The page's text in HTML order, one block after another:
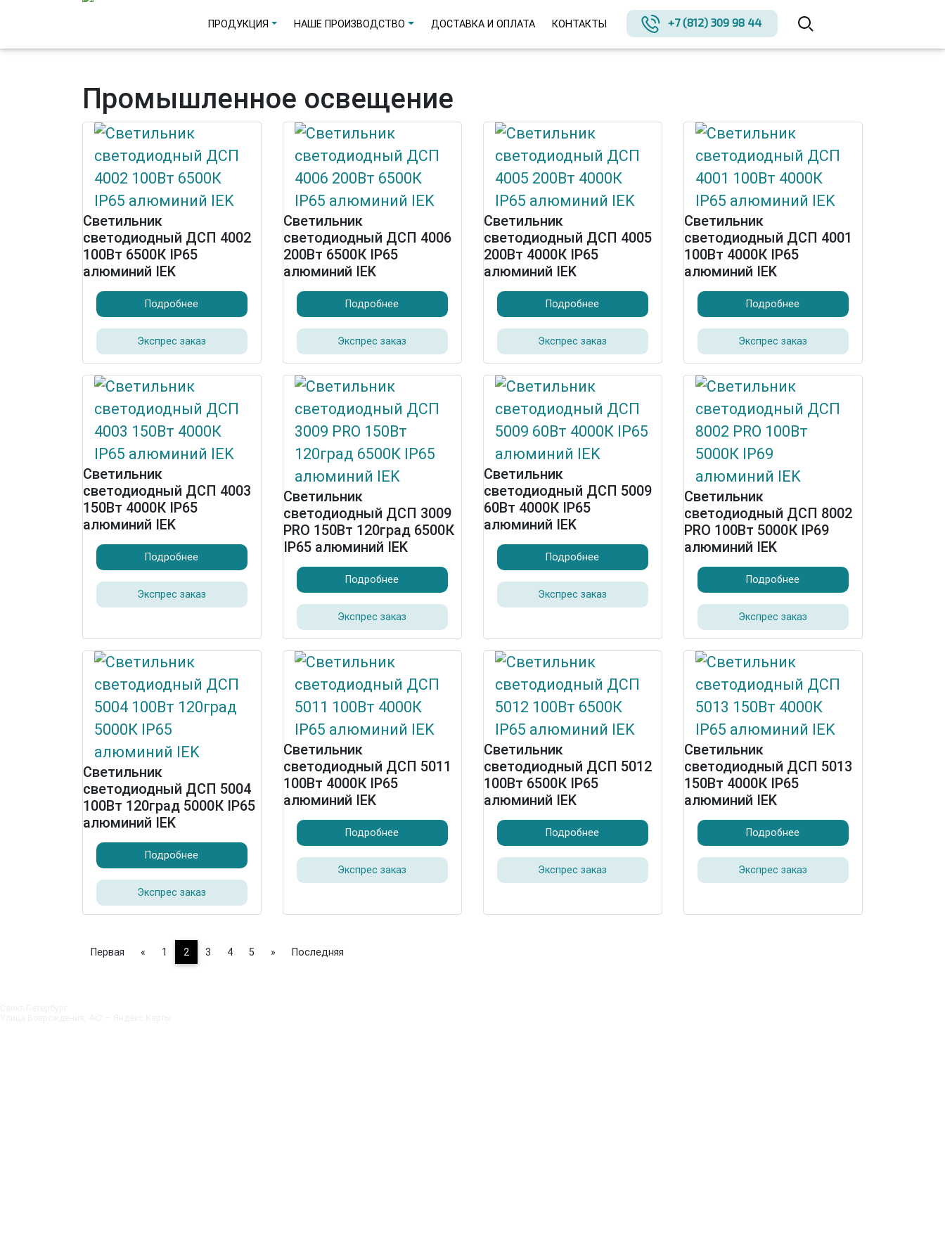
ПРОДУКЦИЯ НАШЕ ПРОИЗВОДСТВО ДОСТАВКА И ОПЛАТА КОНТАКТЫ +7 (812) 309 98 44
Промышленное освещение
Светильник
светодиодный ДСП 4002
100Вт 6500К IP65
алюминий IEK
Подробнее
Экспрес заказ
Светильник
светодиодный ДСП 4006
200Вт 6500К IP65
алюминий IEK
Подробнее
Экспрес заказ
Светильник
светодиодный ДСП 4005
200Вт 4000К IP65
алюминий IEK
Подробнее
Экспрес заказ
Светильник
светодиодный ДСП 4001
100Вт 4000К IP65
алюминий IEK
Подробнее
Экспрес заказ
Светильник
светодиодный ДСП 4003
150Вт 4000К IP65
алюминий IEK
Подробнее
Экспрес заказ
Светильник
светодиодный ДСП 3009
PRO 150Вт 120град 6500К
IP65 алюминий IEK
Подробнее
Экспрес заказ
Светильник
светодиодный ДСП 5009
60Вт 4000К IP65
алюминий IEK
Подробнее
Экспрес заказ
Светильник
светодиодный ДСП 8002
PRO 100Вт 5000К IP69
алюминий IEK
Подробнее
Экспрес заказ
Светильник
светодиодный ДСП 5004
100Вт 120град 5000К IP65
алюминий IEK
Подробнее
Экспрес заказ
Светильник
светодиодный ДСП 5011
100Вт 4000К IP65
алюминий IEK
Подробнее
Экспрес заказ
Светильник
светодиодный ДСП 5012
100Вт 6500К IP65
алюминий IEK
Подробнее
Экспрес заказ
Светильник
светодиодный ДСП 5013
150Вт 4000К IP65
алюминий IEK
Подробнее
Экспрес заказ
Первая « 1 2 3 4 5 » Последняя